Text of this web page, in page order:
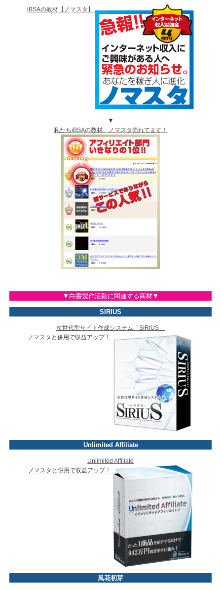
iBSAの教材【ノマスタ】
▼
私たちiBSAの教材、ノマスタ売れてます！
▼白書製作活動に関連する商材▼
SIRIUS
次世代型サイト作成システム「SIRIUS」
ノマスタと併用で収益アップ！
Unlimited Affiliate
Unlimited Affiliate
ノマスタと併用で収益アップ！
風花初芽